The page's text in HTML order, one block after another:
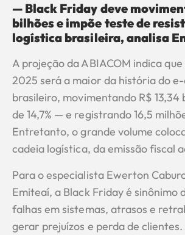
— Black Friday deve
bilhões e impõe teste de
logística brasileira, analisa
A projeção da ABIACOM indica
2025 será a maior da história do
brasileiro, movimentando R$
de 14,7% — e registrando 16,5
Entretanto, o grande volume
cadeia logística, da emissão fiscal
Para o especialista Ewerton
Emiteaí, a Black Friday é sinônimo
falhas em sistemas, atrasos e
gerar prejuízos e perda de clientes.